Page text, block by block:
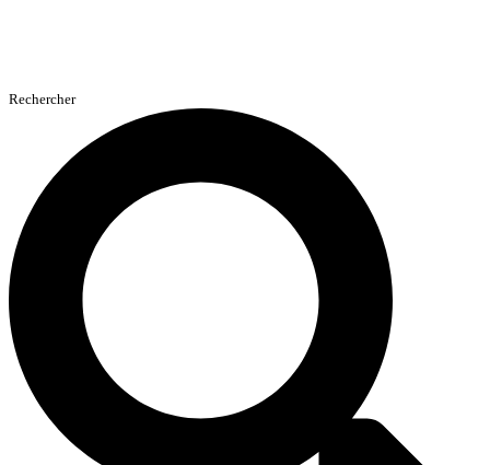
Rechercher